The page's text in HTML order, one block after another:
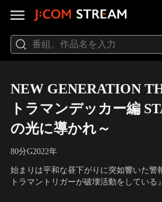
NEW GENERATION
トラマンデッカー編
の光に導かれ～
80分G2022年
始まりは平和な昼下がりに突如響いた
トラマントリガーが破壊活動をしている